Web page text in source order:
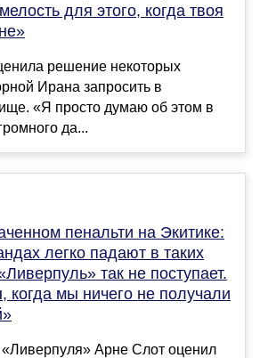
для этого, когда твоя
решение некоторых
Ирана запросить в
«Я просто думаю об этом в
да...
пенальти на Экитике:
легко падают в таких
так не поступает.
мы ничего не получали
Арне Слот оценил